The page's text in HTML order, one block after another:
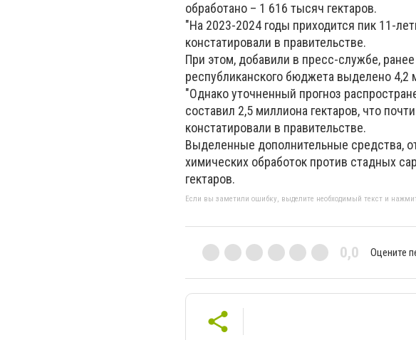
обработано – 1 616 тысяч гектаров.
"На 2023-2024 годы приходится пик 11-
констатировали в правительстве.
При этом, добавили в пресс-службе,
республиканского бюджета выделено 4,2
"Однако уточненный прогноз
составил 2,5 миллиона гектаров, что
констатировали в правительстве.
Выделенные дополнительные средства,
химических обработок против стадных
гектаров.
Если вы заметили ошибку, выделите необходимый текст и
0,0 Оцените